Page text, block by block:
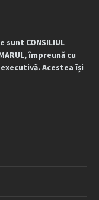
CONSILIUL
împreună cu
Acestea își